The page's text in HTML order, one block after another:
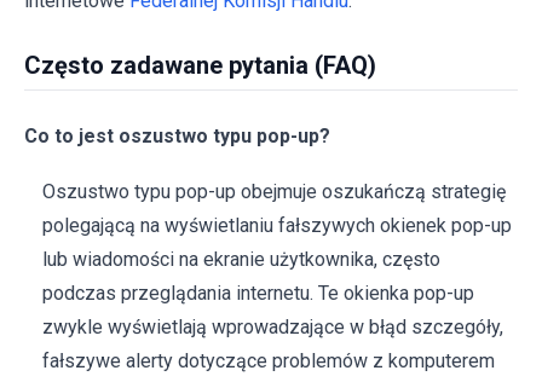
Często zadawane pytania (FAQ)
Co to jest oszustwo typu pop-up?
Oszustwo typu pop-up obejmuje oszukańczą strategię
polegającą na wyświetlaniu fałszywych okienek pop-up
lub wiadomości na ekranie użytkownika, często
podczas przeglądania internetu. Te okienka pop-up
zwykle wyświetlają wprowadzające w błąd szczegóły,
fałszywe alerty dotyczące problemów z komputerem